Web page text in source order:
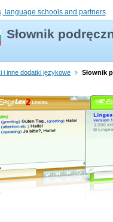
language schools and partners
Słownik
i inne dodatki językowe Słownik